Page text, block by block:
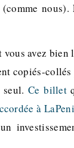
nous).
vous avez
copiés-
seul.Ce billet
à